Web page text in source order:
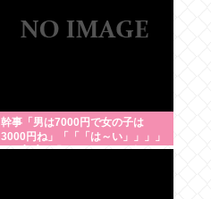
幹事「男は7000円で女の子は
3000円ね」「「「は～い」」」」
（ヽ´ん`）「あ？ ちょっと待て